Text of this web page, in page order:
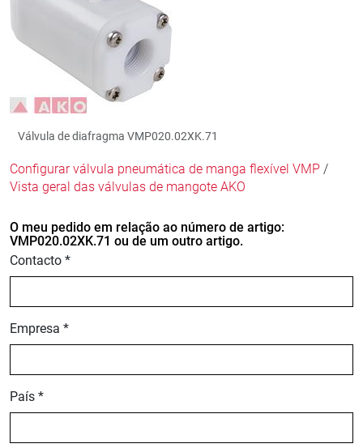
Válvula de diafragma VMP020.02XK.71
Configurar válvula pneumática de manga flexível VMP /
Vista geral das válvulas de mangote AKO
O meu pedido em relação ao número de artigo:
VMP020.02XK.71 ou de um outro artigo.
Contacto *
Empresa *
País *